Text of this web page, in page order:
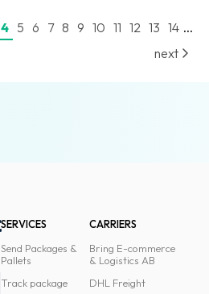
4 5 6 7 8 9 10 11 12 13 14 ...
next
SERVICES
Send Packages &
Pallets
Track package
CARRIERS
Bring E-commerce
& Logistics AB
DHL Freight